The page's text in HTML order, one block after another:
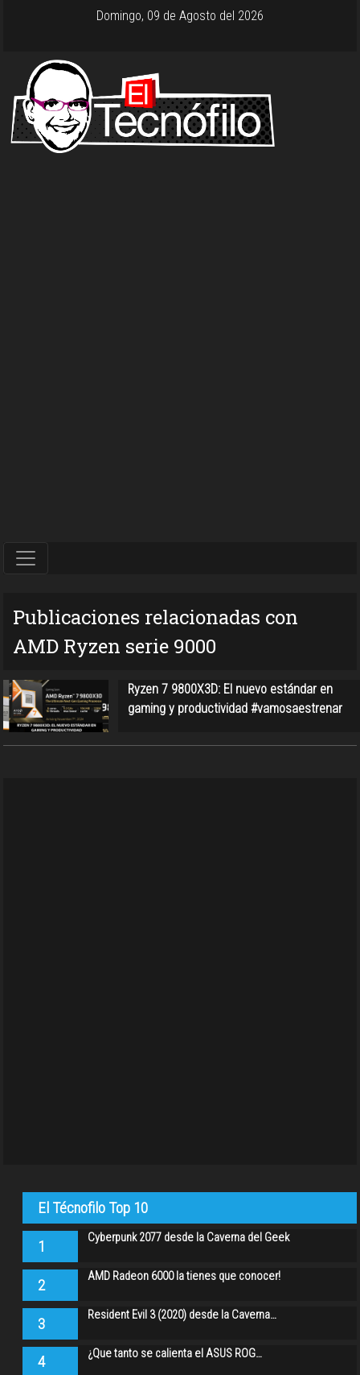
Domingo, 09 de Agosto del 2026
Publicaciones relacionadas con
AMD Ryzen serie 9000
Ryzen 7 9800X3D: El nuevo estándar en
gaming y productividad #vamosaestrenar
El Técnofilo Top 10
1 Cyberpunk 2077 desde la Caverna del Geek
2 AMD Radeon 6000 la tienes que conocer!
3 Resident Evil 3 (2020) desde la Caverna…
4 ¿Que tanto se calienta el ASUS ROG…